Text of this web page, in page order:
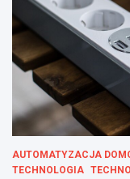
AUTOMATYZACJA
TECHNOLOGIA